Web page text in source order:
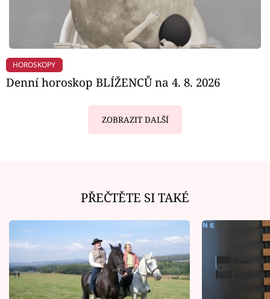
HOROSKOPY
Denní horoskop BLÍŽENCŮ na 4. 8. 2026
ZOBRAZIT DALŠÍ
PŘEČTĚTE SI TAKÉ